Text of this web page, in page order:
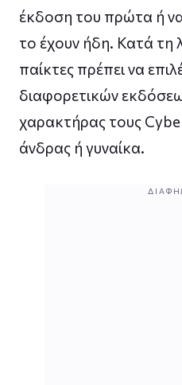
έκδοση του πρώτα ή
το έχουν ήδη. Κατά τη
παίκτες πρέπει να
διαφορετικών
χαρακτήρας τους
άνδρας ή γυναίκα.